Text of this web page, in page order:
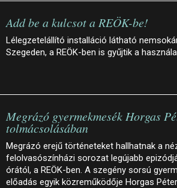
Add be a kulcsot a REÖK-be!
Lélegzetelállító installáció látható
Szegeden, a REÖK-ben is gyűjtik a
Megrázó gyermekmesék Horgas
tolmácsolásában
Megrázó erejű történeteket hallhatnak a
felolvasószínházi sorozat legújabb
órától, a REÖK-ben. A szegény sorsú
előadás egyik közreműködője Horgas